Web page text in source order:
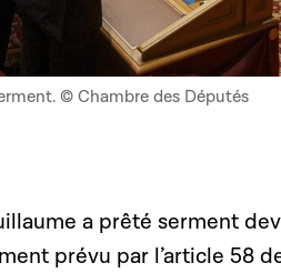
© Chambre des Députés
a prêté serment
prévu par l’article 58